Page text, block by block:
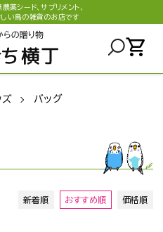
薬シード、サプリメント、
い鳥の雑貨のお店です
shopping_cart
ズ バッグ
新着順 おすすめ順 価格順